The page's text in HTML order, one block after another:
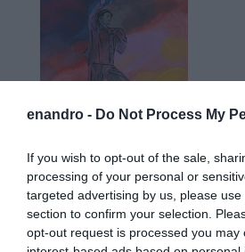
enandro - Do Not Process My
If you wish to opt-out of the sale,
processing of your personal or
targeted advertising by us, please
section to confirm your selection.
opt-out request is processed you may